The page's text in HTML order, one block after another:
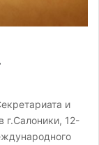
и
г.Салоники, 12-